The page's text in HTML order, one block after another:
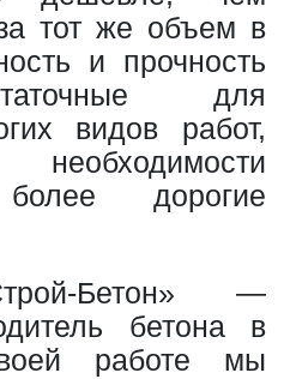
тот же объем в
и прочность
для
видов работ,
более дорогие
Бетон» —
бетона в
работе мы